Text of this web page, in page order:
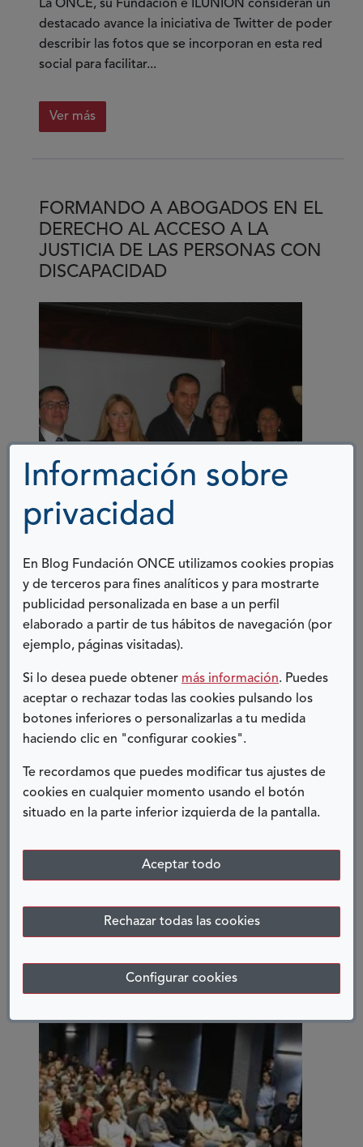
Información sobre
privacidad
En Blog Fundación ONCE utilizamos cookies propias
y de terceros para fines analíticos y para mostrarte
publicidad personalizada en base a un perfil
elaborado a partir de tus hábitos de navegación (por
ejemplo, páginas visitadas).
Si lo desea puede obtener más información. Puedes
aceptar o rechazar todas las cookies pulsando los
botones inferiores o personalizarlas a tu medida
haciendo clic en "configurar cookies".
Te recordamos que puedes modificar tus ajustes de
cookies en cualquier momento usando el botón
situado en la parte inferior izquierda de la pantalla.
Aceptar todo
Rechazar todas las cookies
Configurar cookies
La ONCE, su Fundación e ILUNION consideran un
destacado avance la iniciativa de Twitter de poder
describir las fotos que se incorporan en esta red
social para facilitar...
Ver más
sobre
alternativo
para
que
las
puedan
audiodescritas
ciegas
FORMANDO A ABOGADOS EN EL
DERECHO AL ACCESO A LA
JUSTICIA DE LAS PERSONAS CON
DISCAPACIDAD
11 MARZO, 2016
DERECHOS
Existen datos que nos indican que las personas
barreras en el disfrute de su derecho de acceso a
la justicia.
Ver más
a
abogados
el
derecho
acceso
la
justicia
de
las
personas
#TRAINERODANDO